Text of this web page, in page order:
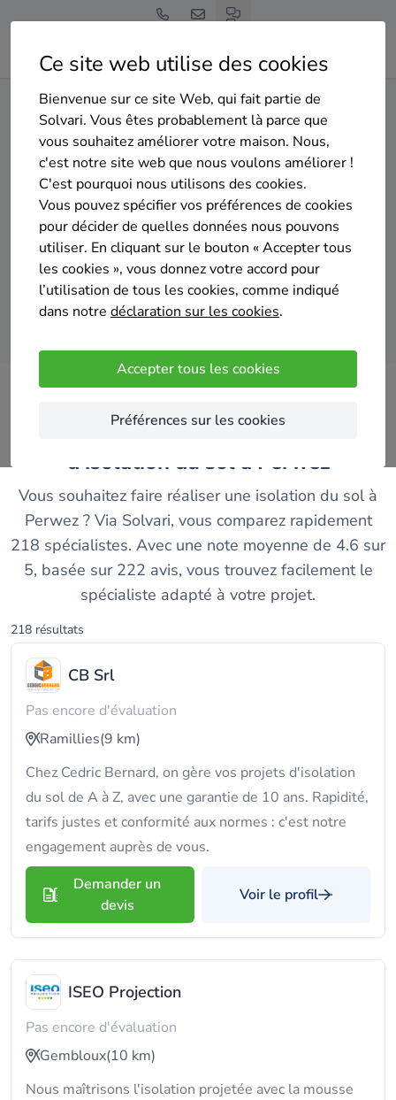
Ce site web utilise des cookies
Bienvenue sur ce site Web, qui fait partie de
Solvari. Vous êtes probablement là parce que
vous souhaitez améliorer votre maison. Nous,
c'est notre site web que nous voulons améliorer !
C'est pourquoi nous utilisons des cookies.
Vous pouvez spécifier vos préférences de cookies
pour décider de quelles données nous pouvons
utiliser. En cliquant sur le bouton « Accepter tous
les cookies », vous donnez votre accord pour
l’utilisation de tous les cookies, comme indiqué
dans notre déclaration sur les cookies.
Accepter tous les cookies
Préférences sur les cookies
Home Isolation du sol Brabant wallon Perwez
Gratuit et sans engagement
Top 20 des entreprises
d'isolation du sol à Perwez
Comparer des devis
d'isolation du sol à Perwez
Vous souhaitez faire réaliser une isolation du sol à
Perwez ? Via Solvari, vous comparez rapidement
218 spécialistes. Avec une note moyenne de 4.6 sur
5, basée sur 222 avis, vous trouvez facilement le
spécialiste adapté à votre projet.
218 résultats
CB Srl
Pas encore d'évaluation
Ramillies(9 km)
Chez Cedric Bernard, on gère vos projets d'isolation
du sol de A à Z, avec une garantie de 10 ans. Rapidité,
tarifs justes et conformité aux normes : c'est notre
engagement auprès de vous.
Demander un
devis
Voir le profil
ISEO Projection
Pas encore d'évaluation
Gembloux(10 km)
Nous maîtrisons l'isolation projetée avec la mousse